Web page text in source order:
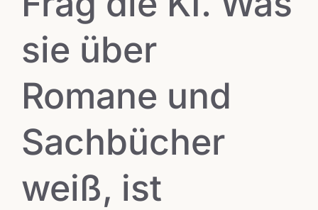
sie über
Romane und
Sachbücher
weiß, ist